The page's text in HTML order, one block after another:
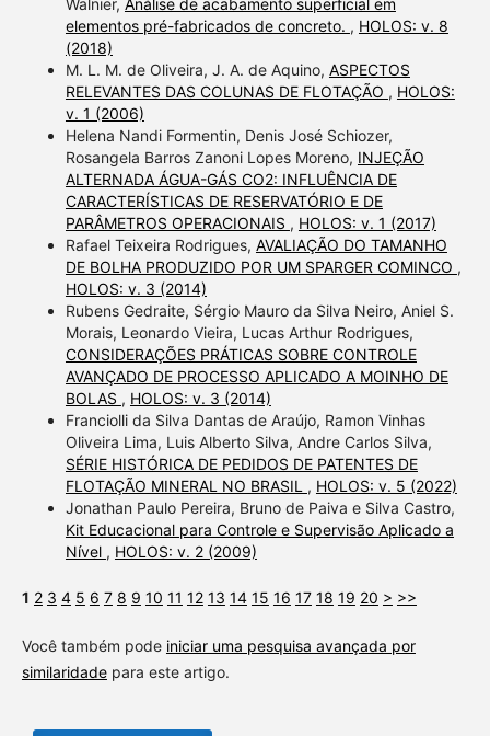
Walnier, Análise de acabamento superficial em
elementos pré-fabricados de concreto. , HOLOS: v. 8
(2018)
M. L. M. de Oliveira, J. A. de Aquino, ASPECTOS
RELEVANTES DAS COLUNAS DE FLOTAÇÃO , HOLOS:
v. 1 (2006)
Helena Nandi Formentin, Denis José Schiozer,
Rosangela Barros Zanoni Lopes Moreno, INJEÇÃO
ALTERNADA ÁGUA-GÁS CO2: INFLUÊNCIA DE
CARACTERÍSTICAS DE RESERVATÓRIO E DE
PARÂMETROS OPERACIONAIS , HOLOS: v. 1 (2017)
Rafael Teixeira Rodrigues, AVALIAÇÃO DO TAMANHO
DE BOLHA PRODUZIDO POR UM SPARGER COMINCO ,
HOLOS: v. 3 (2014)
Rubens Gedraite, Sérgio Mauro da Silva Neiro, Aniel S.
Morais, Leonardo Vieira, Lucas Arthur Rodrigues,
CONSIDERAÇÕES PRÁTICAS SOBRE CONTROLE
AVANÇADO DE PROCESSO APLICADO A MOINHO DE
BOLAS , HOLOS: v. 3 (2014)
Franciolli da Silva Dantas de Araújo, Ramon Vinhas
Oliveira Lima, Luis Alberto Silva, Andre Carlos Silva,
SÉRIE HISTÓRICA DE PEDIDOS DE PATENTES DE
FLOTAÇÃO MINERAL NO BRASIL , HOLOS: v. 5 (2022)
Jonathan Paulo Pereira, Bruno de Paiva e Silva Castro,
Kit Educacional para Controle e Supervisão Aplicado a
Nível , HOLOS: v. 2 (2009)
1 2 3 4 5 6 7 8 9 10 11 12 13 14 15 16 17 18 19 20 > >>
Você também pode iniciar uma pesquisa avançada por
similaridadepara este artigo.